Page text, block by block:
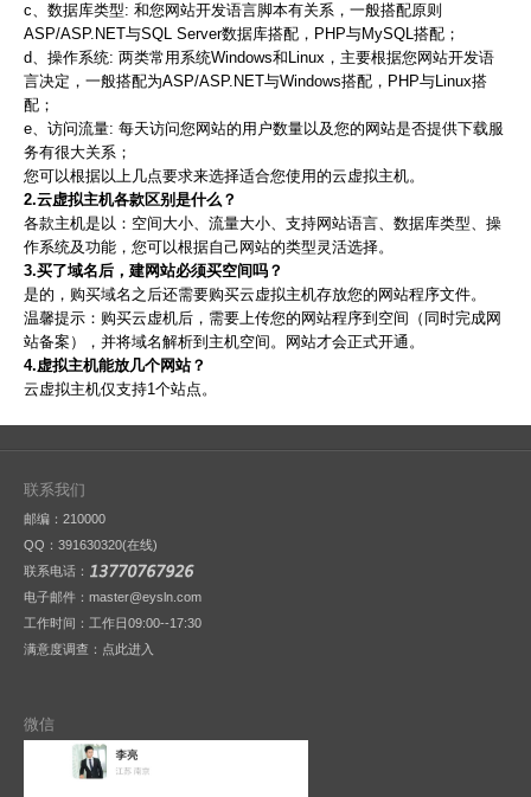
c、数据库类型: 和您网站开发语言脚本有关系，一般搭配原则
ASP/ASP.NET与SQL Server数据库搭配，PHP与MySQL搭配；
d、操作系统: 两类常用系统Windows和Linux，主要根据您网站开发语
言决定，一般搭配为ASP/ASP.NET与Windows搭配，PHP与Linux搭
配；
e、访问流量: 每天访问您网站的用户数量以及您的网站是否提供下载服
务有很大关系；
您可以根据以上几点要求来选择适合您使用的云虚拟主机。
2.云虚拟主机各款区别是什么？
各款主机是以：空间大小、流量大小、支持网站语言、数据库类型、操
作系统及功能，您可以根据自己网站的类型灵活选择。
3.买了域名后，建网站必须买空间吗？
是的，购买域名之后还需要购买云虚拟主机存放您的网站程序文件。
温馨提示：购买云虚机后，需要上传您的网站程序到空间（同时完成网
站备案），并将域名解析到主机空间。网站才会正式开通。
4.虚拟主机能放几个网站？
云虚拟主机仅支持1个站点。
联系我们
邮编：210000
QQ： 391630320(在线)
联系电话：
电子邮件：master@eysln.com
工作时间：工作日09:00--17:30
满意度调查： 点此进入
微信